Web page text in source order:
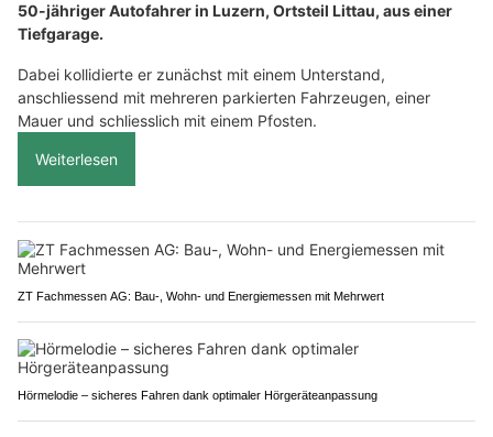
50-jähriger Autofahrer in Luzern, Ortsteil Littau, aus einer
Tiefgarage.
Dabei kollidierte er zunächst mit einem Unterstand,
anschliessend mit mehreren parkierten Fahrzeugen, einer
Mauer und schliesslich mit einem Pfosten.
Weiterlesen
ZT Fachmessen AG: Bau-, Wohn- und Energiemessen mit Mehrwert
Hörmelodie – sicheres Fahren dank optimaler Hörgeräteanpassung